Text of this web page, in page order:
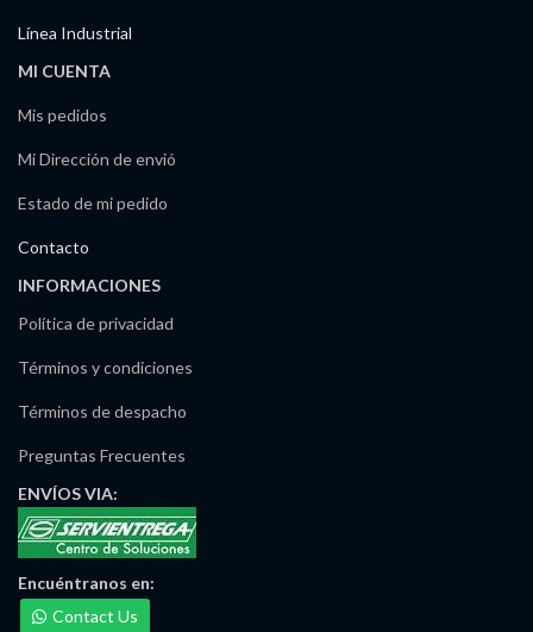
Línea Industrial
MI CUENTA
Mis pedidos
Mi Dirección de envió
Estado de mi pedido
Contacto
INFORMACIONES
Política de privacidad
Términos y condiciones
Términos de despacho
Preguntas Frecuentes
ENVÍOSVIA:
Encuéntranos en:
Contact Us